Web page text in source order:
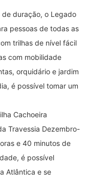
de duração, o Legado
pessoas de todas as
trilhas de nível fácil
com mobilidade
orquidário e jardim
é possível tomar um
Cachoeira
Travessia Dezembro-
e 40 minutos de
é possível
Atlântica e se